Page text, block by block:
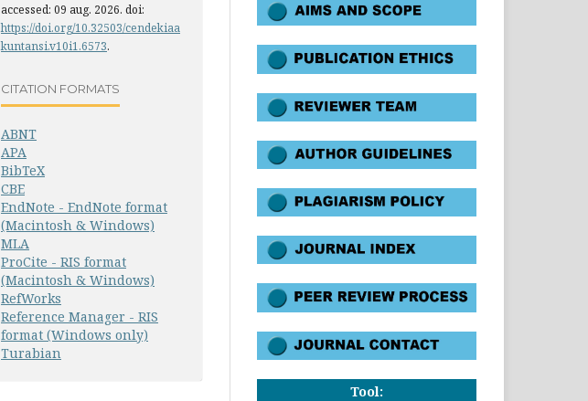
accessed: 09 aug. 2026. doi:
https://doi.org/10.32503/cendekiaa
kuntansi.v10i1.6573.
CITATION FORMATS
ABNT
APA
BibTeX
CBE
EndNote - EndNote format
(Macintosh & Windows)
MLA
ProCite - RIS format
(Macintosh & Windows)
RefWorks
Reference Manager - RIS
format (Windows only)
Turabian
Tool: